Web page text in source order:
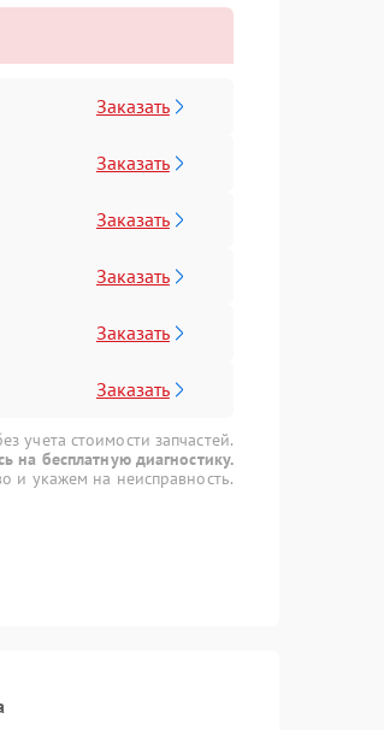
Заказать
Заказать
Заказать
Заказать
Заказать
Заказать
учета стоимости запчастей.
на бесплатную диагностику.
и укажем на неисправность.